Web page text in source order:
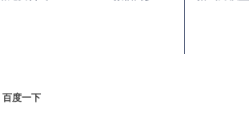
百度一下